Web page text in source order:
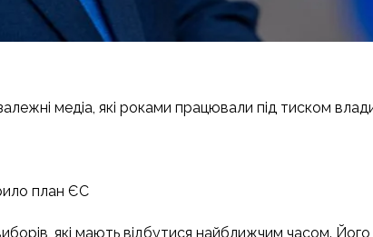
медіа, які роками працювали під тиском
план ЄС
які мають відбутися найближчим часом.